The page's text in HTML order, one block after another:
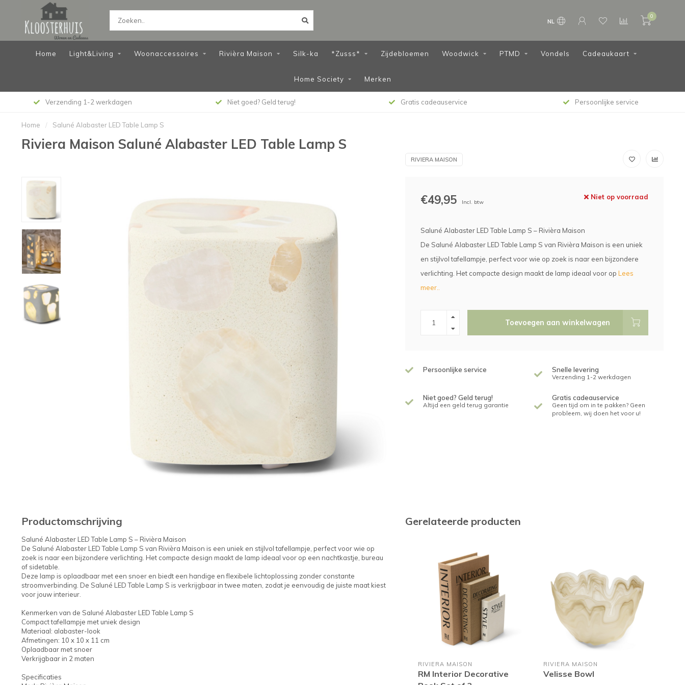
NL
0
Home Light&Living Woonaccessoires Rivièra Maison Silk-ka *Zusss* Zijdebloemen Woodwick PTMD Vondels Cadeaukaart
Home Society Merken
Verzending 1-2 werkdagen Niet goed? Geld terug! Gratis cadeauservice Persoonlijke service
Home / Saluné Alabaster LED Table Lamp S
Riviera Maison Saluné Alabaster LED Table Lamp S
RIVIERA MAISON
€49,95 Incl. btw
Niet op voorraad
Saluné Alabaster LED Table Lamp S – Rivièra Maison
De Saluné Alabaster LED Table Lamp S van Rivièra Maison is een uniek
en stijlvol tafellampje, perfect voor wie op zoek is naar een bijzondere
verlichting. Het compacte design maakt de lamp ideaal voor op Lees
meer..
Toevoegen aan winkelwagen
Persoonlijke service Snelle levering
Verzending 1-2 werkdagen
Niet goed? Geld terug!
Altijd een geld terug garantie
Gratis cadeauservice
Geen tijd om in te pakken? Geen
probleem, wij doen het voor u!
Productomschrijving
Saluné Alabaster LED Table Lamp S – Rivièra Maison
De Saluné Alabaster LED Table Lamp S van Rivièra Maison is een uniek en stijlvol tafellampje, perfect voor wie op
zoek is naar een bijzondere verlichting. Het compacte design maakt de lamp ideaal voor op een nachtkastje, bureau
of sidetable.
Deze lamp is oplaadbaar met een snoer en biedt een handige en flexibele lichtoplossing zonder constante
stroomverbinding. De Saluné LED Table Lamp S is verkrijgbaar in twee maten, zodat je eenvoudig de juiste maat kiest
voor jouw interieur.
Kenmerken van de Saluné Alabaster LED Table Lamp S
Compact tafellampje met uniek design
Materiaal: alabaster-look
Afmetingen: 10 x 10 x 11 cm
Oplaadbaar met snoer
Verkrijgbaar in 2 maten
Specificaties
Gerelateerde producten
RIVIERA MAISON
RM Interior Decorative
RIVIERA MAISON
Velisse Bowl